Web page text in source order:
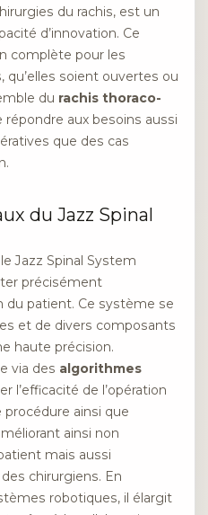
du rachis, est un
d’innovation. Ce
complète pour les
qu’elles soient ouvertes ou
du rachis thoraco-
répondre aux besoins aussi
que des cas
du Jazz Spinal
Jazz Spinal System
précisément
du patient. Ce système se
et de divers composants
haute précision.
via des algorithmes
l’efficacité de l’opération
ainsi que
ainsi non
mais aussi
chirurgiens. En
robotiques, il élargit